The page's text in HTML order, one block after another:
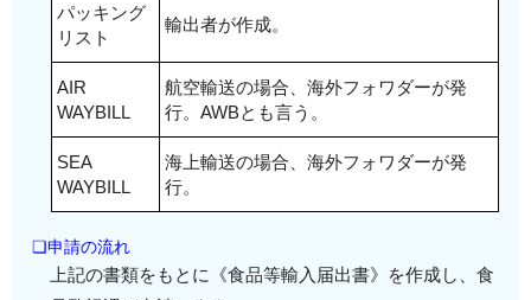
パッキング
リスト
輸出者が作成。
AIR
WAYBILL
航空輸送の場合、海外フォワダーが発
行。AWBとも言う。
SEA
WAYBILL
海上輸送の場合、海外フォワダーが発
行。
❏申請の流れ
上記の書類をもとに《食品等輸入届出書》を作成し、食